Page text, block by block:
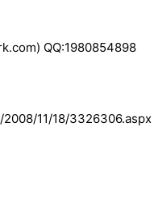
QQ:1980854898
11/18/3326306.aspx